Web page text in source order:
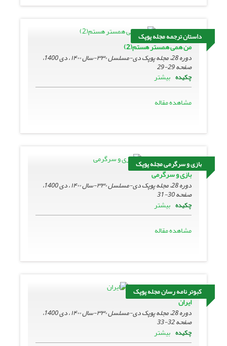
داستان ترجمه مجله پوپک
من همی همستر هستم(2)
دوره 28، مجله پوپک دی-مسلسل ۳۳۰-سال ۱۴۰۰ ، دی 1400،
صفحه29-29
چکیده بیشتر
مشاهده مقاله
بازی و سرگرمی مجله پوپک
بازی و سرگرمی
دوره 28، مجله پوپک دی-مسلسل ۳۳۰-سال ۱۴۰۰ ، دی 1400،
صفحه30-31
چکیده بیشتر
مشاهده مقاله
کبوتر نامه رسان مجله پوپک
ایران
دوره 28، مجله پوپک دی-مسلسل ۳۳۰-سال ۱۴۰۰ ، دی 1400،
صفحه32-33
چکیده بیشتر